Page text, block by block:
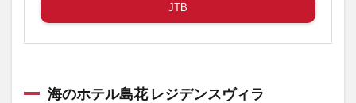
JTB
海のホテル島花 レジデンスヴィラ